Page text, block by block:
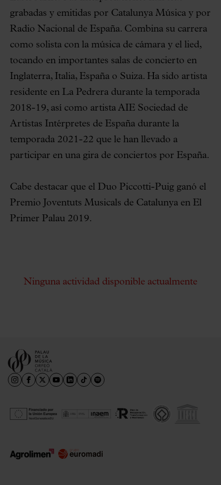
grabadas y emitidas por Catalunya Música y por
Radio Nacional de España. Combina su carrera
como solista con la música de cámara y el lied,
tocando en importantes salas de concierto en
Inglaterra, Italia, España o Suiza. Ha sido artista
residente en La Pedrera durante la temporada
2018-19, así como artista AIE Sociedad de
Artistas Intérpretes de España durante la
temporada 2021-22 que le han llevado a
participar en una gira de conciertos por España.
Cabe destacar que el Duo Piccotti-Puig ganó el
Premio Joventuts Musicals de Catalunya en El
Primer Palau 2019.
Ninguna actividad disponible actualmente